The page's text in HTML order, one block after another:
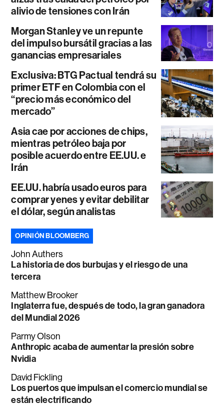
alivio de tensiones con Irán
Morgan Stanley ve un repunte
del impulso bursátil gracias a las
ganancias empresariales
Exclusiva: BTG Pactual tendrá su
primer ETF en Colombia con el
“precio más económico del
mercado”
Asia cae por acciones de chips,
mientras petróleo baja por
posible acuerdo entre EE.UU. e
Irán
EE.UU. habría usado euros para
comprar yenes y evitar debilitar
el dólar, según analistas
OPINIÓN BLOOMBERG
John Authers
La historia de dos burbujas y el riesgo de una
tercera
Matthew Brooker
Inglaterra fue, después de todo, la gran ganadora
del Mundial 2026
Parmy Olson
Anthropic acaba de aumentar la presión sobre
Nvidia
David Fickling
Los puertos que impulsan el comercio mundial se
están electrificando